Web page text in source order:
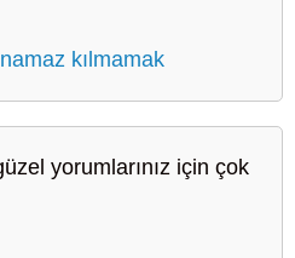
kılmamak
yorumlarınız için çok